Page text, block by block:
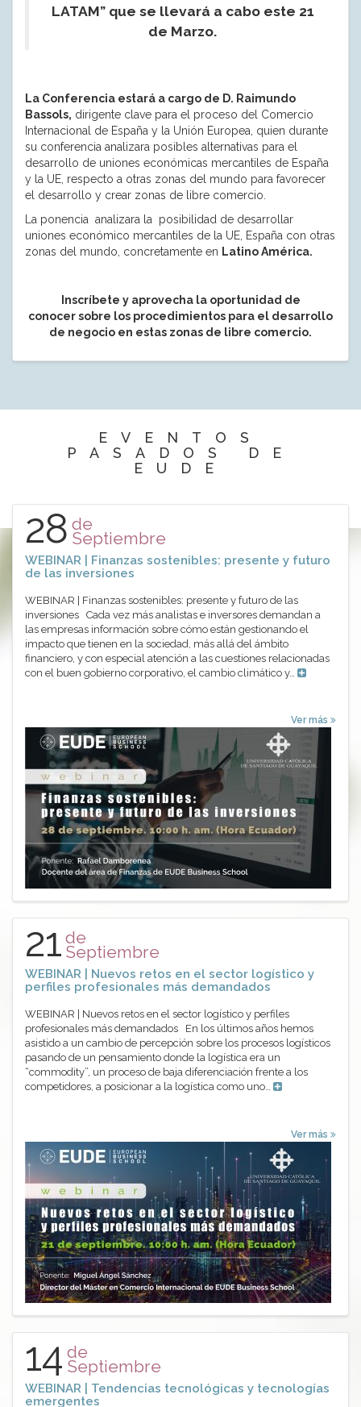
LATAM” que se llevará a cabo este 21
de Marzo.
La Conferencia estará a cargo de D. Raimundo
Bassols, dirigente clave para el proceso del Comercio
Internacional de España y la Unión Europea, quien durante
su conferencia analizara posibles alternativas para el
desarrollo de uniones económicas mercantiles de España
y la UE, respecto a otras zonas del mundo para favorecer
el desarrollo y crear zonas de libre comercio.
La ponencia analizara la posibilidad de desarrollar
uniones económico mercantiles de la UE, España con otras
zonas del mundo, concretamente en Latino América.
Inscríbete y aprovecha la oportunidad de
conocer sobre los procedimientos para el desarrollo
de negocio en estas zonas de libre comercio.
EVENTOS
PASADOS DE
EUDE
28 de
Septiembre
WEBINAR | Finanzas sostenibles: presente y futuro
de las inversiones
WEBINAR | Finanzas sostenibles: presente y futuro de las
inversiones Cada vez más analistas e inversores demandan a
las empresas información sobre cómo están gestionando el
impacto que tienen en la sociedad, más allá del ámbito
financiero, y con especial atención a las cuestiones relacionadas
con el buen gobierno corporativo, el cambio climático y…
Ver más
21 de
Septiembre
WEBINAR | Nuevos retos en el sector logístico y
perfiles profesionales más demandados
WEBINAR | Nuevos retos en el sector logístico y perfiles
profesionales más demandados En los últimos años hemos
asistido a un cambio de percepción sobre los procesos logísticos
pasando de un pensamiento donde la logística era un
“commodity”, un proceso de baja diferenciación frente a los
competidores, a posicionar a la logística como uno…
Ver más
14 de
Septiembre
WEBINAR | Tendencias tecnológicas y tecnologías
emergentes